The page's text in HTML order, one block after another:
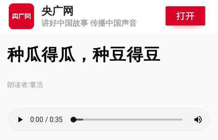
央广网
讲好中国故事 传播中国声音
种瓜得瓜，种豆得豆
朗读者:董浩